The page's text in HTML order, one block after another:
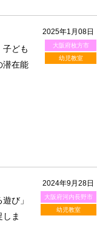
2025年1月08日
大阪府枚方市
幼児教室
子ども
潜在能
2024年9月28日
大阪府河内長野市
幼児教室
び」
ま